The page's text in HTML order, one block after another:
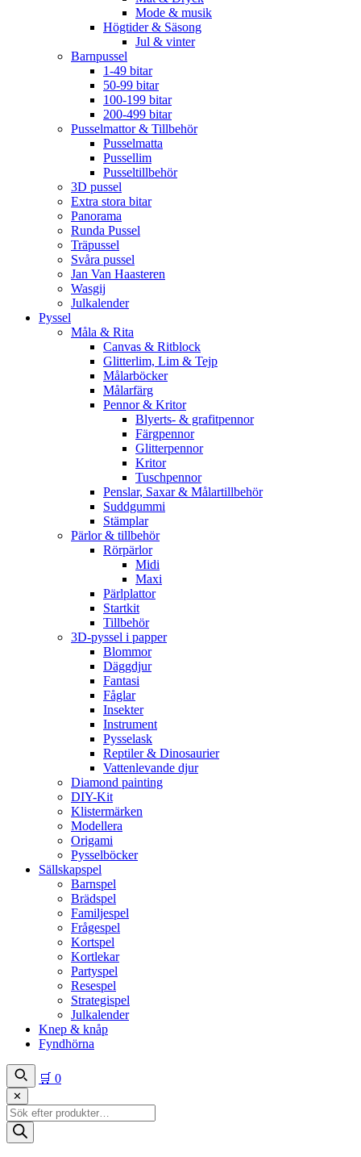
Mode & musik
Högtider & Säsong
Jul & vinter
Barnpussel
1-49 bitar
50-99 bitar
100-199 bitar
200-499 bitar
Pusselmattor & Tillbehör
Pusselmatta
Pussellim
Pusseltillbehör
3D pussel
Extra stora bitar
Panorama
Runda Pussel
Träpussel
Svåra pussel
Jan Van Haasteren
Wasgij
Julkalender
Pyssel
Måla & Rita
Canvas & Ritblock
Glitterlim, Lim & Tejp
Målarböcker
Målarfärg
Pennor & Kritor
Blyerts- & grafitpennor
Färgpennor
Glitterpennor
Kritor
Tuschpennor
Penslar, Saxar & Målartillbehör
Suddgummi
Stämplar
Pärlor & tillbehör
Rörpärlor
Midi
Maxi
Pärlplattor
Startkit
Tillbehör
3D-pyssel i papper
Blommor
Däggdjur
Fantasi
Fåglar
Insekter
Instrument
Pysselask
Reptiler & Dinosaurier
Vattenlevande djur
Diamond painting
DIY-Kit
Klistermärken
Modellera
Origami
Pysselböcker
Sällskapspel
Barnspel
Brädspel
Familjespel
Frågespel
Kortspel
Kortlekar
Partyspel
Resespel
Strategispel
Julkalender
Knep & knåp
Fyndhörna
🛒 0
✕
Produktsökning